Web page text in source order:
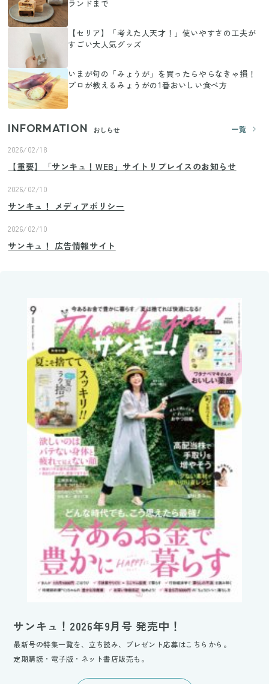
ランドまで
【セリア】「考えた人天才！」使いやすさの工夫が
すごい大人気グッズ
いまが旬の「みょうが」を買ったらやらなきゃ損！
プロが教えるみょうがの1番おいしい食べ方
INFORMATION おしらせ
一覧
2026/02/18
【重要】「サンキュ！WEB」サイトリプレイスのお知らせ
2026/02/10
サンキュ！ メディアポリシー
2026/02/10
サンキュ！ 広告情報サイト
サンキュ！2026年9月号 発売中！
最新号の特集一覧を、立ち読み、プレゼント応募はこちらから。
定期購読・電子版・ネット書店販売も。